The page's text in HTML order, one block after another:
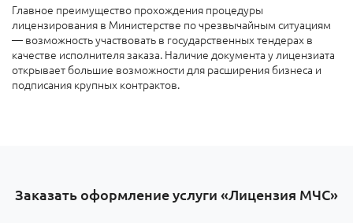
Главное преимущество прохождения процедуры
лицензирования в Министерстве по чрезвычайным ситуациям
— возможность участвовать в государственных тендерах в
качестве исполнителя заказа. Наличие документа у лицензиата
открывает большие возможности для расширения бизнеса и
подписания крупных контрактов.
Заказать оформление услуги «Лицензия МЧС»